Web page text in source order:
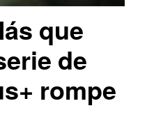
que
de
rompe